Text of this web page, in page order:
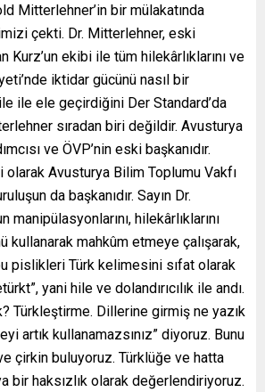
Mitterlehner’in bir mülakatında
çekti. Dr. Mitterlehner, eski
Kurz’un ekibi ile tüm hilekârlıklarını ve
iktidar gücünü nasıl bir
ile ele geçirdiğini Der Standard’da
sıradan biri değildir. Avusturya
ve ÖVP’nin eski başkanıdır.
olarak Avusturya Bilim Toplumu Vakfı
da başkanıdır. Sayın Dr.
manipülasyonlarını, hilekârlıklarını
kullanarak mahkûm etmeye çalışarak,
pislikleri Türk kelimesini sıfat olarak
yani hile ve dolandırıcılık ile andı.
Türkleştirme. Dillerine girmiş ne yazık
artık kullanamazsınız” diyoruz. Bunu
çirkin buluyoruz. Türklüğe ve hatta
bir haksızlık olarak değerlendiriyoruz.